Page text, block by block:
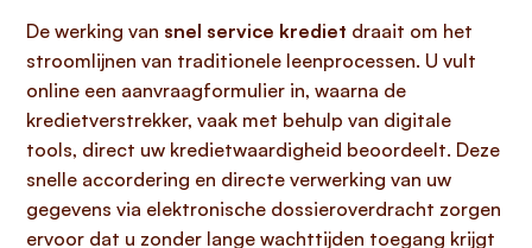
De werking van snel service krediet draait om het
stroomlijnen van traditionele leenprocessen. U vult
online een aanvraagformulier in, waarna de
kredietverstrekker, vaak met behulp van digitale
tools, direct uw kredietwaardigheid beoordeelt. Deze
snelle accordering en directe verwerking van uw
gegevens via elektronische dossieroverdracht zorgen
ervoor dat u zonder lange wachttijden toegang krijgt